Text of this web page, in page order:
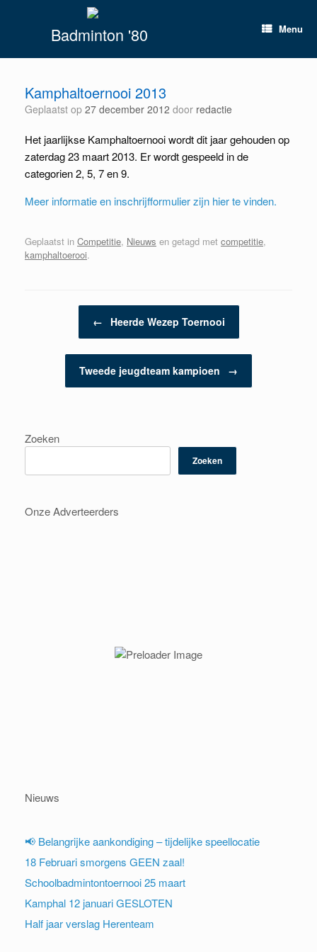
Badminton '80 Menu
Kamphaltoernooi 2013
Geplaatst op 27 december 2012 door redactie
Het jaarlijkse Kamphaltoernooi wordt dit jaar gehouden op
zaterdag 23 maart 2013. Er wordt gespeeld in de
categorien 2, 5, 7 en 9.
Meer informatie en inschrijfformulier zijn hier te vinden.
Geplaatst in Competitie, Nieuws en getagd met competitie,
kamphaltoerooi.
Berichtnavigatie
← Heerde Wezep Toernooi
Tweede jeugdteam kampioen →
Zoeken
Zoeken
Onze Adverteerders
Nieuws
📢 Belangrijke aankondiging – tijdelijke speellocatie
18 Februari smorgens GEEN zaal!
Schoolbadmintontoernooi 25 maart
Kamphal 12 januari GESLOTEN
Half jaar verslag Herenteam